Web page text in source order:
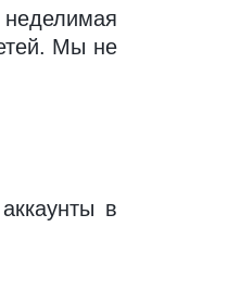
Мы не
в